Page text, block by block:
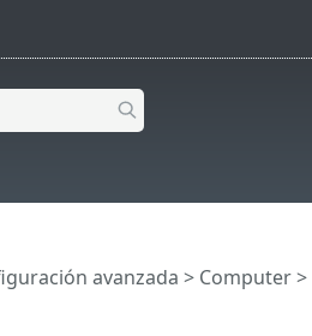
avanzada > Computer>